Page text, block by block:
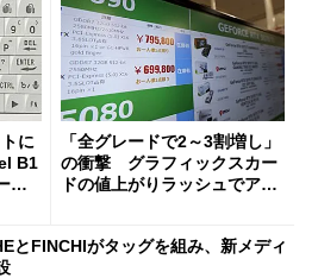
に
B1
「全グレードで2～3割増し」
の衝撃 グラフィックスカー
ドの値上がりラッシュでアキ
とFINCHIがタッグを組み、新メディ